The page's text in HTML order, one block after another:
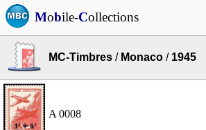
Mobile-Collections
MC-Timbres / Monaco / 1945
A 0008